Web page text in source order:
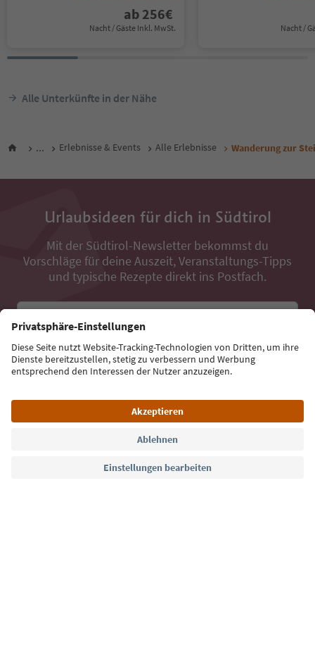
ab 256€
Nacht / Gäste Inkl. MwSt. Nacht /
Alle Unterkünfte in der Nähe
... Erlebnisse & Events Alle Erlebnisse Wanderung zur
Urlaubsideen für dich in Südtirol
Mit der Südtirol-Newsletter bekommst du
Vorschläge für deine Auszeit, Veranstaltungs-Tipps
und typische Rezepte direkt ins Postfach.
Jetzt anmelden